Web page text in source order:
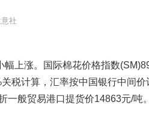
社
幅上涨。国际棉花价格指数
税计算，汇率按中国银行中间
一般贸易港口提货价14863元/吨